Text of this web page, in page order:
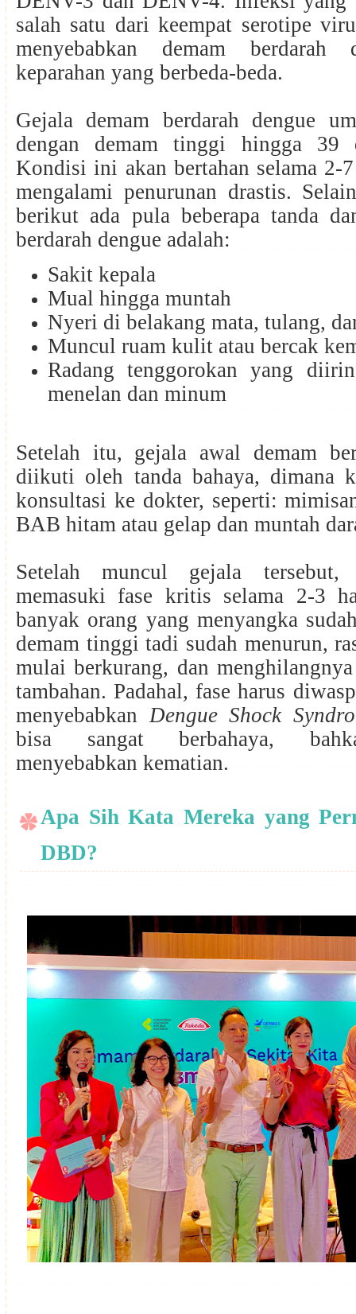
salah satu dari keempat serotipe
menyebabkan demam berdarah
keparahan yang berbeda-beda.
Gejala demam berdarah dengue
dengan demam tinggi hingga 39
Kondisi ini akan bertahan selama 2-
mengalami penurunan drastis.
berikut ada pula beberapa tanda
berdarah dengue adalah:
Sakit kepala
Mual hingga muntah
Nyeri di belakang mata, tulang,
Muncul ruam kulit atau bercak
Radang tenggorokan yang
menelan dan minum
Setelah itu, gejala awal demam
diikuti oleh tanda bahaya, dimana
konsultasi ke dokter, seperti:
BAB hitam atau gelap dan muntah
Setelah muncul gejala tersebut,
memasuki fase kritis selama 2-3
banyak orang yang menyangka
demam tinggi tadi sudah menurun,
mulai berkurang, dan
tambahan. Padahal, fase harus
menyebabkanDengue Shock
bisa sangat berbahaya,
menyebabkan kematian.
Apa Sih Kata Mereka yang
DBD?